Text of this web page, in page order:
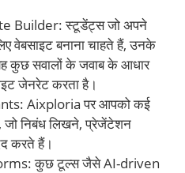
Builder: स्टूडेंट्स जो अपने
वेबसाइट बनाना चाहते हैं, उनके
कुछ सवालों के जवाब के आधार
जेनरेट करता है।
Aixploria पर आपको कई
जो निबंध लिखने, प्रेजेंटेशन
करते हैं।
कुछ टूल्स जैसे AI-driven